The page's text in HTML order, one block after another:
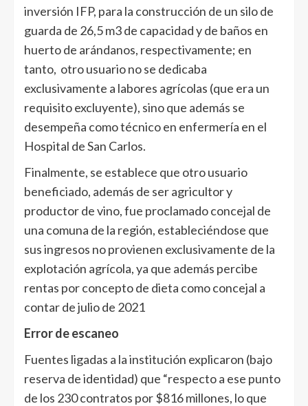
inversión IFP, para la construcción de un silo de
guarda de 26,5 m3 de capacidad y de baños en
huerto de arándanos, respectivamente; en
tanto, otro usuario no se dedicaba
exclusivamente a labores agrícolas (que era un
requisito excluyente), sino que además se
desempeña como técnico en enfermería en el
Hospital de San Carlos.
Finalmente, se establece que otro usuario
beneficiado, además de ser agricultor y
productor de vino, fue proclamado concejal de
una comuna de la región, estableciéndose que
sus ingresos no provienen exclusivamente de la
explotación agrícola, ya que además percibe
rentas por concepto de dieta como concejal a
contar de julio de 2021
Error de escaneo
Fuentes ligadas a la institución explicaron (bajo
reserva de identidad) que “respecto a ese punto
de los 230 contratos por $816 millones, lo que